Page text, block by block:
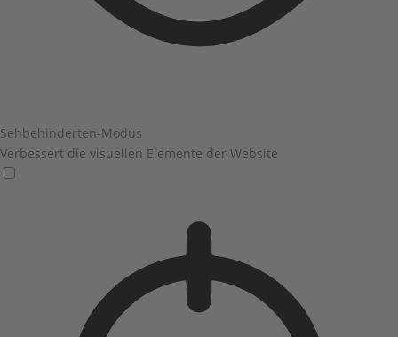
Sehbehinderten-Modus
Verbessert die visuellen Elemente der Website